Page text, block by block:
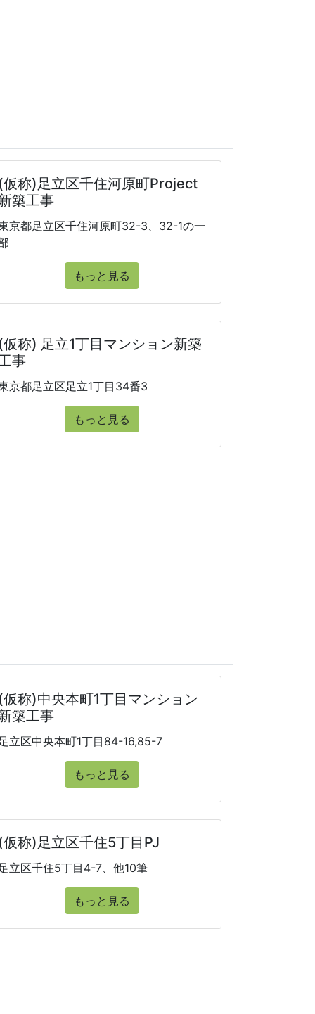
称)足立区千住河原町Project
築工事
京都足立区千住河原町32-3、32-1の一
もっと見る
称) 足立1丁目マンション新築
事
京都足立区足立1丁目34番3
もっと見る
称)中央本町1丁目マンション
築工事
立区中央本町1丁目84-16,85-7
もっと見る
称)足立区千住5丁目PJ
立区千住5丁目4-7、他10筆
もっと見る